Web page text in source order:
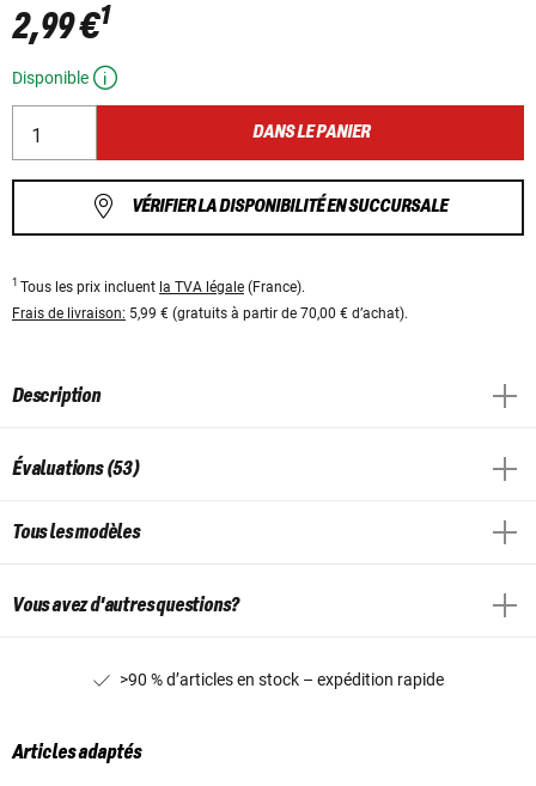
2,99 €1
Disponible
DANS LE PANIER
VÉRIFIER LA DISPONIBILITÉ EN SUCCURSALE
1 Tous les prix incluent la TVA légale (France).
Frais de livraison: 5,99 € (gratuits à partir de 70,00 € d’achat).
Description
Évaluations (53)
Tous les modèles
Vous avez d'autres questions?
>90 % d’articles en stock – expédition rapide
Articles adaptés